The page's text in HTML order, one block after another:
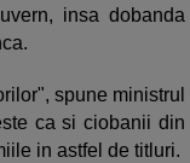
insa dobanda
spune ministrul
ca si ciobanii din
in astfel de titluri.